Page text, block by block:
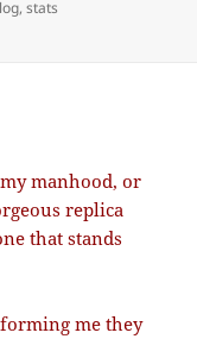
,stats
manhood, or
replica
that stands
me they